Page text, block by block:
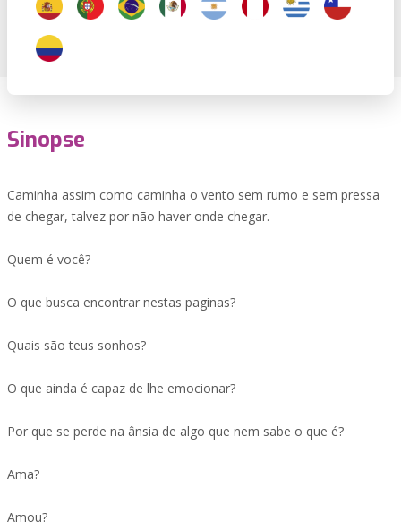
Sinopse
Caminha assim como caminha o vento sem rumo e sem pressa
de chegar, talvez por não haver onde chegar.
Quem é você?
O que busca encontrar nestas paginas?
Quais são teus sonhos?
O que ainda é capaz de lhe emocionar?
Por que se perde na ânsia de algo que nem sabe o que é?
Ama?
Amou?